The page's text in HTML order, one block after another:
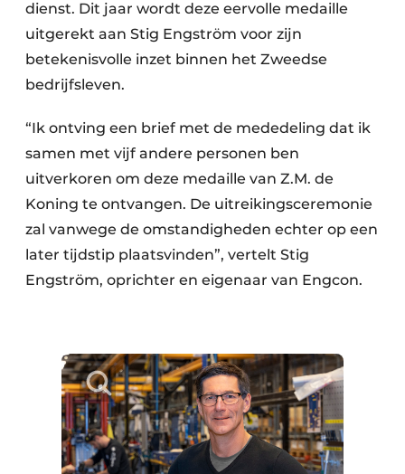
Fundering
Kopen/Huren/Leasen
Sloop & Recycling
Bouwtransport
Machines & Materieel
dienst. Dit jaar wordt deze eervolle medaille
uitgerekt aan Stig Engström voor zijn
betekenisvolle inzet binnen het Zweedse
bedrijfsleven.
“Ik ontving een brief met de mededeling dat ik
samen met vijf andere personen ben
uitverkoren om deze medaille van Z.M. de
Koning te ontvangen. De uitreikingsceremonie
zal vanwege de omstandigheden echter op een
later tijdstip plaatsvinden”, vertelt Stig
Engström, oprichter en eigenaar van Engcon.